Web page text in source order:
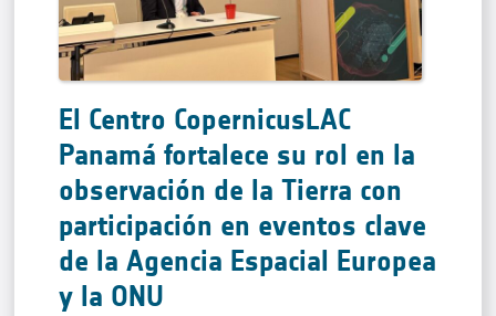
El Centro CopernicusLAC
Panamá fortalece su rol en la
observación de la Tierra con
participación en eventos clave
de la Agencia Espacial Europea
y la ONU